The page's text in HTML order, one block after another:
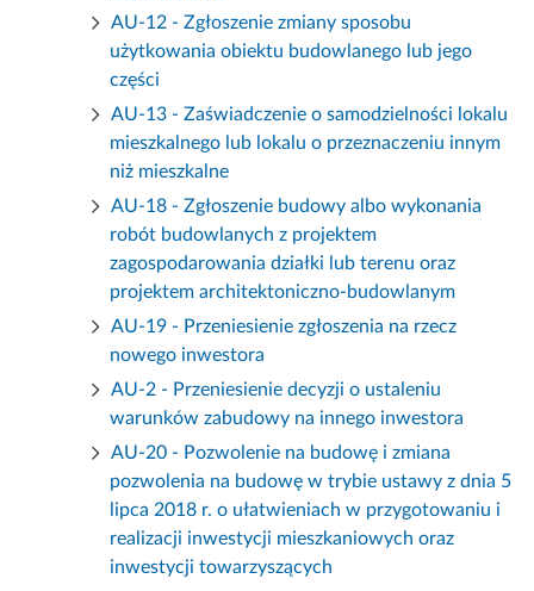
AU-12 - Zgłoszenie zmiany sposobu
użytkowania obiektu budowlanego lub jego
części
AU-13 - Zaświadczenie o samodzielności lokalu
mieszkalnego lub lokalu o przeznaczeniu innym
niż mieszkalne
AU-18 - Zgłoszenie budowy albo wykonania
robót budowlanych z projektem
zagospodarowania działki lub terenu oraz
projektem architektoniczno-budowlanym
AU-19 - Przeniesienie zgłoszenia na rzecz
nowego inwestora
AU-2 - Przeniesienie decyzji o ustaleniu
warunków zabudowy na innego inwestora
AU-20 - Pozwolenie na budowę i zmiana
pozwolenia na budowę w trybie ustawy z dnia 5
lipca 2018 r. o ułatwieniach w przygotowaniu i
realizacji inwestycji mieszkaniowych oraz
inwestycji towarzyszących